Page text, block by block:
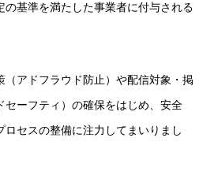
の基準を満たした事業者に付与される
（アドフラウド防止）や配信対象・掲
セーフティ）の確保をはじめ、安全
ロセスの整備に注力してまいりまし